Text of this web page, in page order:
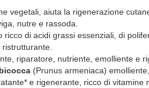
vegetali, aiuta la rigenerazione
nutre e rassoda.
ricco di acidi grassi essenziali, di
riparatore, nutriente, emolliente e
(Prunus armeniaca)
e rigenerante, ricco di vitamine